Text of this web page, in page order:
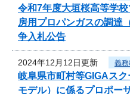
令和7年度大垣桜高等学
房用プロパンガスの調達
争入札公告
2024年12月12日更新 義
岐阜県市町村等GIGAス
モデル）に係るプロポー